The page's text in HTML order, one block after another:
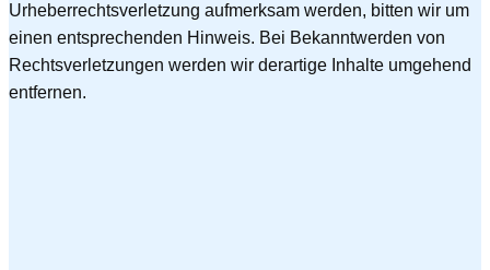
Urheberrechtsverletzung aufmerksam werden, bitten wir um
einen entsprechenden Hinweis. Bei Bekanntwerden von
Rechtsverletzungen werden wir derartige Inhalte umgehend
entfernen.